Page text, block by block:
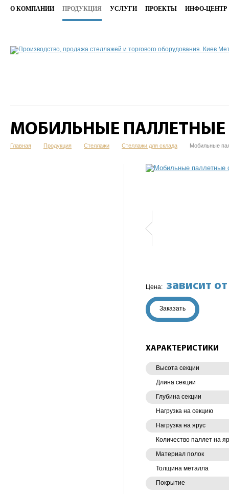
О КОМПАНИИ ПРОДУКЦИЯ УСЛУГИ ПРОЕКТЫ ИНФО-ЦЕНТР
МОБИЛЬНЫЕ
Главная Продукция Стеллажи Стеллажи для склада Мобильные
Цена: зависит
Заказать
ХАРАКТЕРИСТИКИ
Высота секции
Длина секции
Глубина секции
Нагрузка на секцию
Нагрузка на ярус
Количество паллет на
Материал полок
Толщина металла
Покрытие